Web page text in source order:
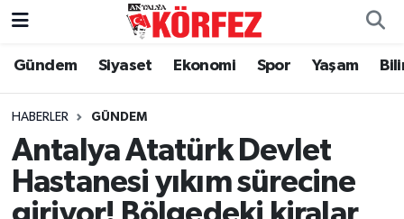
Gündem Siyaset Ekonomi Spor Yaşam
HABERLER GÜNDEM
Antalya Atatürk Devlet
Hastanesi yıkım sürecine
Gündem
Siyaset
Yerel Yönetim
Ekonomi
Nöbetçi Eczaneler
Hava Durumu
Trafik Durumu
Süper Lig Puan Durumu ve Fikstür